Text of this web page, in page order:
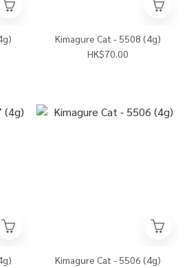
Kimagure Cat - 5508 (4g)
HK$70.00
Kimagure Cat - 5506 (4g)